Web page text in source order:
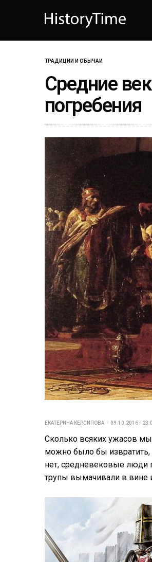
ТРАДИЦИИ И ОБЫЧАИ
Средние
погребения
ЕКАТЕРИНА КЕРСИПОВА 09.10.2016 -
Сколько всяких ужасов
можно было бы
нет, средневековые люди
трупы вымачивали в вине